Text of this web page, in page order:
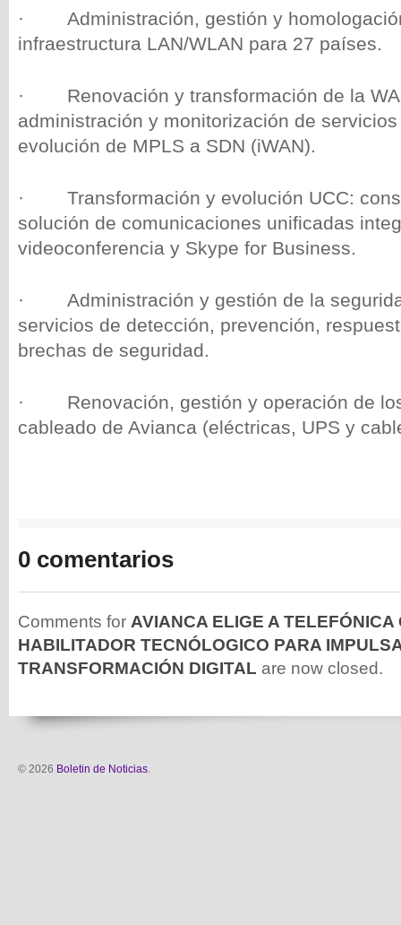
· Administración, gestión y
infraestructura LAN/WLAN para 27 países.
· Renovación y transformación de la
administración y monitorización de
evolución de MPLS a SDN (iWAN).
· Transformación y evolución UCC:
solución de comunicaciones unificadas
videoconferencia y Skype for Business.
· Administración y gestión de la
servicios de detección, prevención,
brechas de seguridad.
· Renovación, gestión y operación de
cableado de Avianca (eléctricas, UPS y
0 comentarios
Comments for AVIANCA ELIGE A TELEFÓNICA
HABILITADOR TECNÓLOGICO PARA
TRANSFORMACIÓN DIGITAL are now closed.
© 2026 Boletin de Noticias.